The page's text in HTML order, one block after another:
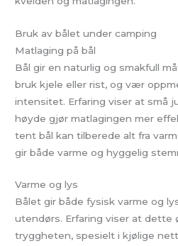
Bruk av bålet under camping
Matlaging på bål
Bål gir en naturlig og smakfull
bruk kjele eller rist, og vær
intensitet. Erfaring viser at små
høyde gjør matlagingen mer
tent bål kan tilberede alt fra
gir både varme og hyggelig
Varme og lys
Bålet gir både fysisk varme og
utendørs. Erfaring viser at dette
tryggheten, spesielt i kjølige